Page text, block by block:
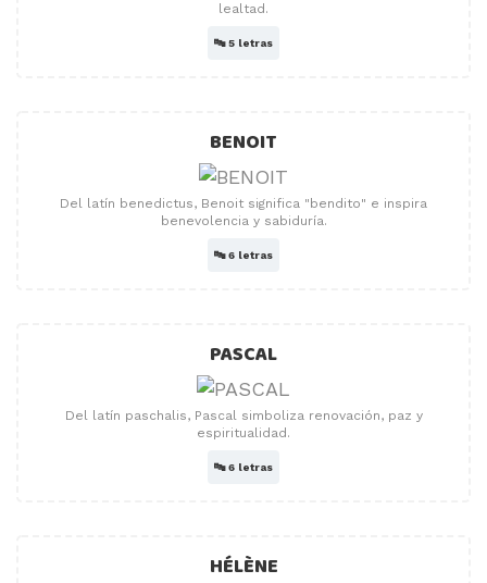
lealtad.
🔤5 letras
BENOIT
Del latín benedictus, Benoit significa "bendito" e inspira
benevolencia y sabiduría.
🔤6 letras
PASCAL
Del latín paschalis, Pascal simboliza renovación, paz y
espiritualidad.
🔤6 letras
HÉLÈNE